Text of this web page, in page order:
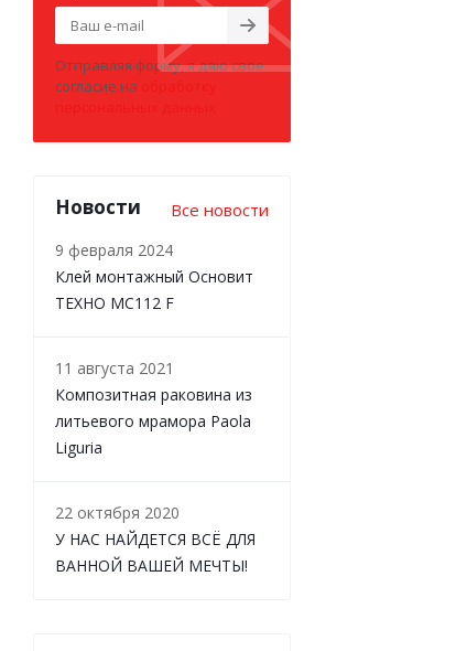
Отправляя форму, я даю свое
согласие на
Новости Все новости
9 февраля 2024
Клей монтажный Основит
ТЕХНО MC112 F
11 августа 2021
Композитная раковина из
литьевого мрамора Paola
Liguria
22 октября 2020
У НАС НАЙДЕТСЯ ВСЁ ДЛЯ
ВАННОЙ ВАШЕЙ МЕЧТЫ!